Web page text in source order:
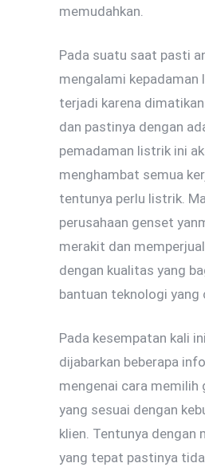
memudahkan.
Pada suatu saat pasti
mengalami kepadaman
terjadi karena dimatikan
dan pastinya dengan
pemadaman listrik ini
menghambat semua
tentunya perlu listrik.
perusahaan genset
merakit dan
dengan kualitas yang
bantuan teknologi yang
Pada kesempatan kali
dijabarkan beberapa
mengenai cara memilih
yang sesuai dengan
klien. Tentunya dengan
yang tepat pastinya